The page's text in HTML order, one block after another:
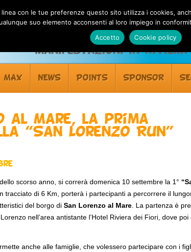
Manifestazioni in
MAX NEWS POINTS SPONSOR
al Mare, la prima
“San Lorenzo Run”
scorso anno, si correrà domenica 10 settembre la 1°
tracciato di 6 Km, porterà i partecipanti a percorrere il
del borgo di San Lorenzo al Mare . La partenza è
nell’area antistante l’Hotel Riviera dei Fiori, dove poi
anche alle famiglie, che volessero partecipare con i
con le tue preferenze questo sito utilizza i cookies,
suo elemento acconsenti al loro impiego in
Accetto
Cookie policy